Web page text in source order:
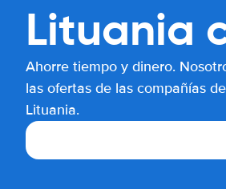
Lituania
Ahorre tiempo y dinero.
las ofertas de las compañías
Lituania.